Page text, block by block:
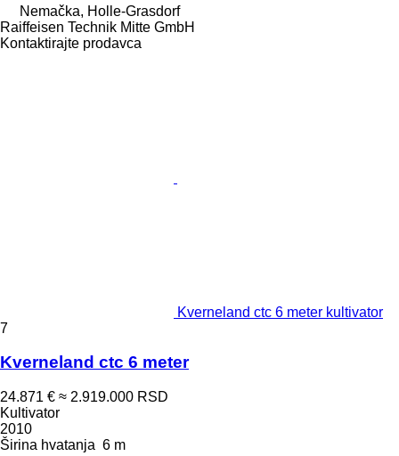
Nemačka, Holle-Grasdorf
Raiffeisen Technik Mitte GmbH
Kontaktirajte prodavca
Kverneland ctc 6 meter kultivator
7
Kverneland ctc 6 meter
24.871 € ≈ 2.919.000 RSD
Kultivator
2010
Širina hvatanja 6 m